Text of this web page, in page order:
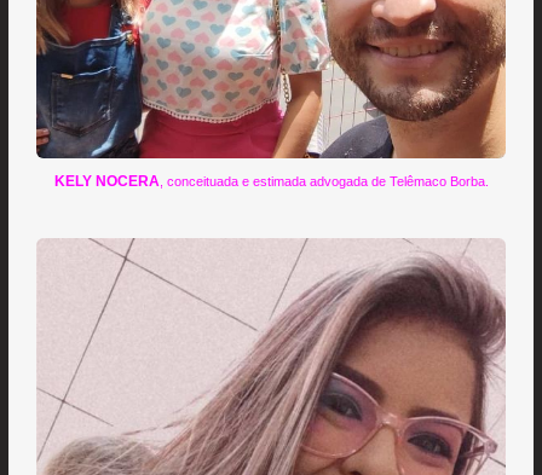
KELY NOCERA , conceituada e estimada advogada de Telêmaco Borba.